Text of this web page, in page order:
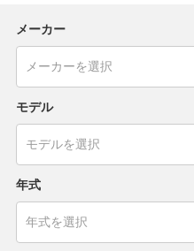
メーカー
モデル
年式